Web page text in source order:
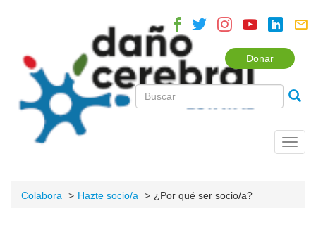
Donar
Colabora Hazte socio/a ¿Por qué ser socio/a?